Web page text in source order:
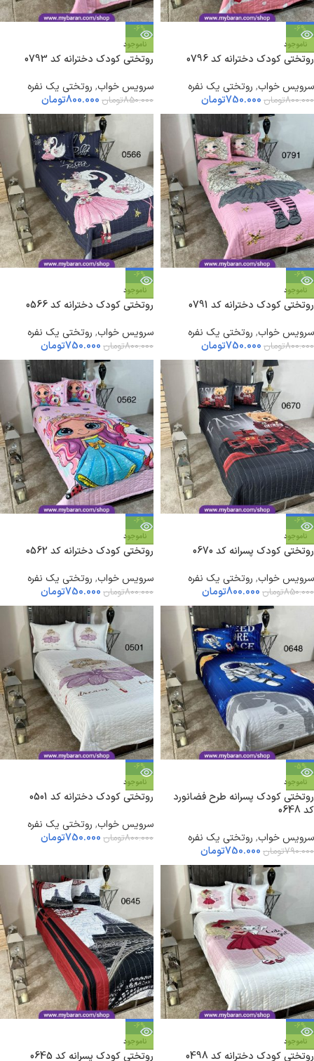
-6%
ناموجود
روتختی کودک دخترانه کد 0796
سرویس خواب, روتختی یک نفره
800.000تومان 750.000تومان
-6%
ناموجود
روتختی کودک دخترانه کد 0793
سرویس خواب, روتختی یک نفره
850.000تومان 800.000تومان
-6%
ناموجود
روتختی کودک دخترانه کد 0791
سرویس خواب, روتختی یک نفره
800.000تومان 750.000تومان
-6%
ناموجود
روتختی کودک دخترانه کد 0566
سرویس خواب, روتختی یک نفره
800.000تومان 750.000تومان
-6%
ناموجود
روتختی کودک پسرانه کد 0670
سرویس خواب, روتختی یک نفره
850.000تومان 800.000تومان
-6%
ناموجود
روتختی کودک دخترانه کد 0562
سرویس خواب, روتختی یک نفره
800.000تومان 750.000تومان
-5%
ناموجود
روتختی کودک پسرانه طرح فضانورد
کد 0648
سرویس خواب, روتختی یک نفره
790.000تومان 750.000تومان
-6%
ناموجود
روتختی کودک دخترانه کد 0501
سرویس خواب, روتختی یک نفره
800.000تومان 750.000تومان
-6%
ناموجود
روتختی کودک دخترانه کد 0498
-6%
ناموجود
روتختی کودک پسرانه کد 0645